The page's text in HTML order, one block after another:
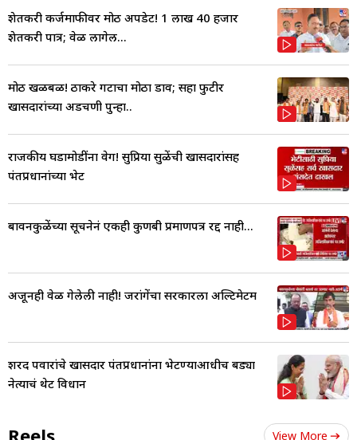
शेतकरी कर्जमाफीवर मोठी अपडेट! 1 लाख 40 हजार
शेतकरी पात्र; वेळ लागेल...
मोठी खळबळ! ठाकरे गटाचा मोठा डाव; सहा फुटीर
खासदारांच्या अडचणी पुन्हा..
राजकीय घडामोडींना वेग! सुप्रिया सुळेंची खासदारांसह
पंतप्रधानांच्या भेट
बावनकुळेंच्या सूचनेनं एकही कुणबी प्रमाणपत्र रद्द नाही...
अजूनही वेळ गेलेली नाही! जरांगेंचा सरकारला अल्टिमेटम
शरद पवारांचे खासदार पंतप्रधानांना भेटण्याआधीच बड्या
नेत्याचं थेट विधान
Reels View More